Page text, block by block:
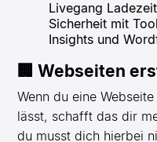
Livegang
Sicherheit mit
Insights und
🏢 Webseiten
Wenn du eine
lässt, schafft das dir
du musst dich hierbei